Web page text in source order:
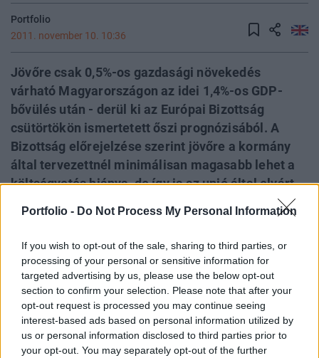
Portfolio - Do Not Process My Personal Information
If you wish to opt-out of the sale, sharing to third parties, or
processing of your personal or sensitive information for
targeted advertising by us, please use the below opt-out
section to confirm your selection. Please note that after your
opt-out request is processed you may continue seeing
interest-based ads based on personal information utilized by
us or personal information disclosed to third parties prior to
your opt-out. You may separately opt-out of the further
Portfolio
2011. november 10. 10:36
Jövőre csak 0,5%-os gazdasági növekedés
várható Magyarországon az idei 1,4%-os GDP-
bővülés után - derül ki az Európai Bizottság
csütörtökön ismertetett őszi prognózisából. A
Bizottság előrejelzése szerint jövőre a kormány
által tervezettnél minimálisan magasabb lehet a
költségvetés hiánya, de így is az unió által elvárt
deficitprognózis úgy jöhet ki, hogy a kormány a
tartalékokkal ellentételezi a várható
elcsúszásokat. Olli Rehn ugyanakkor csütörtökön
azt mondta, hogy a hiány csökkenése nem
fenntartható, a Bizottság további intézkedéseket
javasol a magyar kormánynak és ezért nem
javasolja a túlzott deficit eljárás megszüntetését
Magyarországgal szemben. Szomorú üzenete az